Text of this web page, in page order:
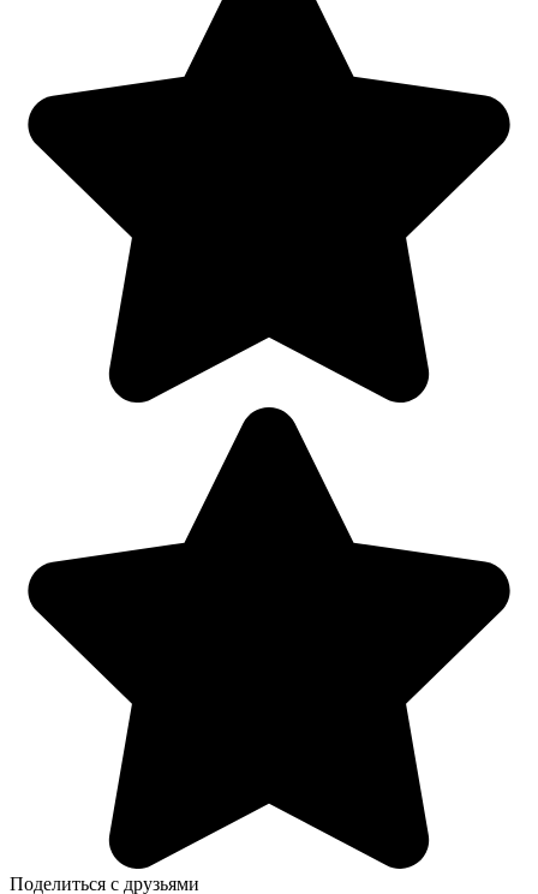
Поделиться с друзьями